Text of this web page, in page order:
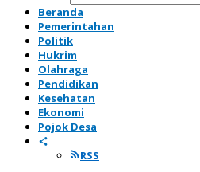
Beranda
Pemerintahan
Politik
Hukrim
Olahraga
Pendidikan
Kesehatan
Ekonomi
Pojok Desa
RSS